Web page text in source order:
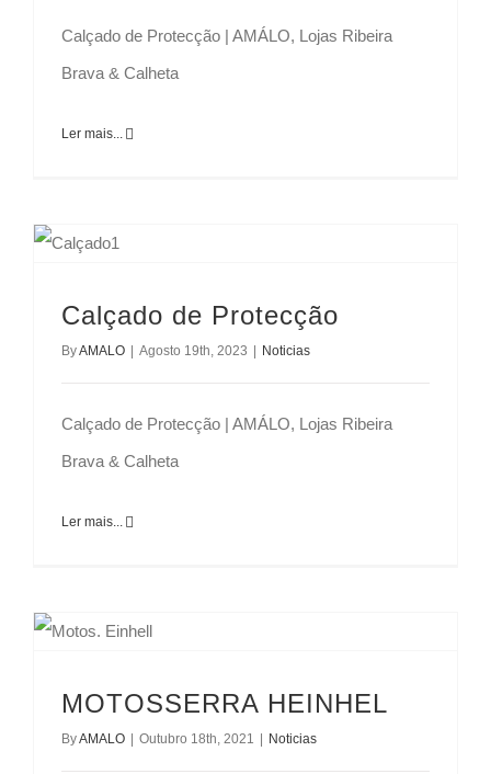
Calçado de Protecção | AMÁLO, Lojas Ribeira
Brava & Calheta
Ler mais...
Calçado de Protecção
ByAMALO Agosto 19th, 2023 Noticias
Calçado de Protecção | AMÁLO, Lojas Ribeira
Brava & Calheta
Ler mais...
MOTOSSERRA HEINHEL
ByAMALO Outubro 18th, 2021 Noticias